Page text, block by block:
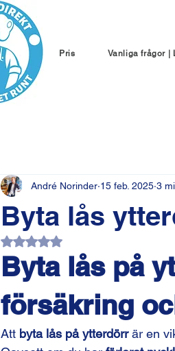
Pris Vanliga frågor |
Byta lås
André Norinder 15 feb. 2025 3
Betygsatt till NaN av 5 stjärnor.
Byta lås på
försäkring
Att byta lås på ytterdörr är en